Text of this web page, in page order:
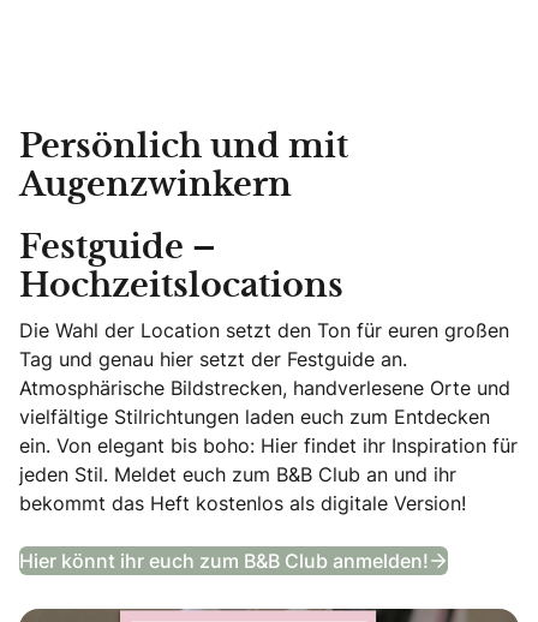
Persönlich und mit
Augenzwinkern
Festguide –
Hochzeitslocations
Die Wahl der Location setzt den Ton für euren großen
Tag und genau hier setzt der Festguide an.
Atmosphärische Bildstrecken, handverlesene Orte und
vielfältige Stilrichtungen laden euch zum Entdecken
ein. Von elegant bis boho: Hier findet ihr Inspiration für
jeden Stil. Meldet euch zum B&B Club an und ihr
bekommt das Heft kostenlos als digitale Version!
Hier könnt ihr euch zum B&B Club anmelden!